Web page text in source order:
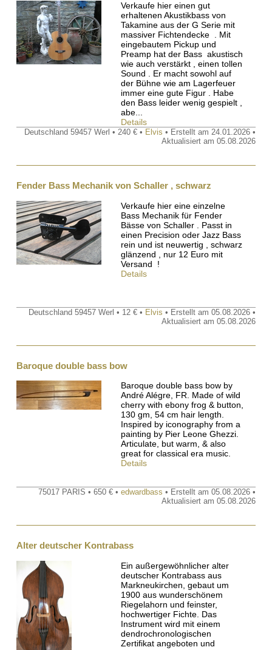
Verkaufe hier einen gut
erhaltenen Akustikbass von
Takamine aus der G Serie mit
massiver Fichtendecke . Mit
eingebautem Pickup und
Preamp hat der Bass akustisch
wie auch verstärkt , einen tollen
Sound . Er macht sowohl auf
der Bühne wie am Lagerfeuer
immer eine gute Figur . Habe
den Bass leider wenig gespielt ,
abe...
Details
Deutschland 59457 Werl • 240 € • Elvis • Erstellt am 24.01.2026 •
Aktualisiert am 05.08.2026
Fender Bass Mechanik von Schaller , schwarz
Verkaufe hier eine einzelne
Bass Mechanik für Fender
Bässe von Schaller . Passt in
einen Precision oder Jazz Bass
rein und ist neuwertig , schwarz
glänzend , nur 12 Euro mit
Versand !
Details
Deutschland 59457 Werl • 12 € • Elvis • Erstellt am 05.08.2026 •
Aktualisiert am 05.08.2026
Baroque double bass bow
Baroque double bass bow by
André Alégre, FR. Made of wild
cherry with ebony frog & button,
130 gm, 54 cm hair length.
Inspired by iconography from a
painting by Pier Leone Ghezzi.
Articulate, but warm, & also
great for classical era music.
Details
75017 PARIS • 650 € • edwardbass • Erstellt am 05.08.2026 •
Aktualisiert am 05.08.2026
Alter deutscher Kontrabass
Ein außergewöhnlicher alter
deutscher Kontrabass aus
Markneukirchen, gebaut um
1900 aus wunderschönem
Riegelahorn und feinster,
hochwertiger Fichte. Das
Instrument wird mit einem
dendrochronologischen
Zertifikat angeboten und